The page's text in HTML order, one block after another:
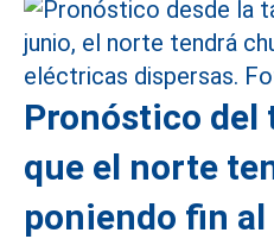
Pronóstico del
que el norte
poniendo fin